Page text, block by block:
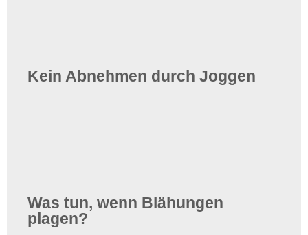
Kein Abnehmen durch Joggen
Was tun, wenn Blähungen
plagen?